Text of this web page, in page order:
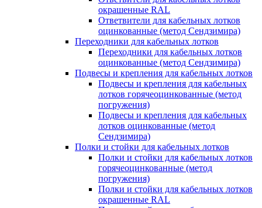
окрашенные RAL
Ответвители для кабельных лотков
оцинкованные (метод Сендзимира)
Переходники для кабельных лотков
Переходники для кабельных лотков
оцинкованные (метод Сендзимира)
Подвесы и крепления для кабельных лотков
Подвесы и крепления для кабельных
лотков горячеоцинкованные (метод
погружения)
Подвесы и крепления для кабельных
лотков оцинкованные (метод
Сендзимира)
Полки и стойки для кабельных лотков
Полки и стойки для кабельных лотков
горячеоцинкованные (метод
погружения)
Полки и стойки для кабельных лотков
окрашенные RAL